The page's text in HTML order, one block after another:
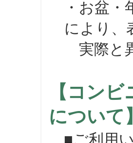
・お盆・
により、
実際と異
【コン
につい
■ご利用